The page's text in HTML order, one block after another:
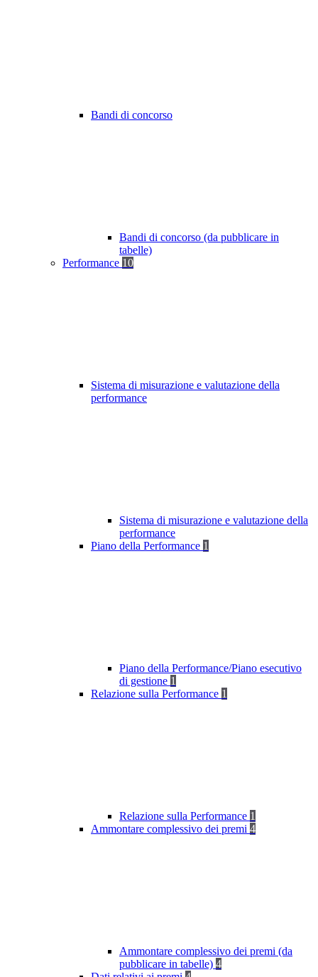
Bandi di concorso
Bandi di concorso (da pubblicare in
tabelle)
Performance 10
Sistema di misurazione e valutazione della
performance
Sistema di misurazione e valutazione della
performance
Piano della Performance 1
Piano della Performance/Piano esecutivo
di gestione 1
Relazione sulla Performance 1
Relazione sulla Performance 1
Ammontare complessivo dei premi 4
Ammontare complessivo dei premi (da
pubblicare in tabelle) 4